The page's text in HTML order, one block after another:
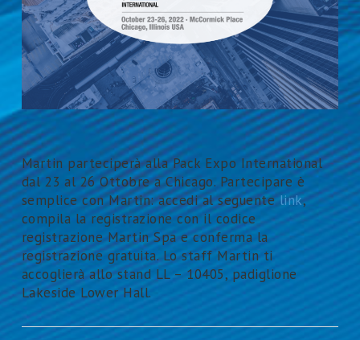
Martin parteciperà alla Pack Expo International
dal 23 al 26 Ottobre a Chicago. Partecipare è
semplice con Martin: accedi al seguentelink,
compila la registrazione con il codice
registrazione Martin Spa e conferma la
registrazione gratuita. Lo staff Martin ti
accoglierà allo stand LL – 10405, padiglione
Lakeside Lower Hall.